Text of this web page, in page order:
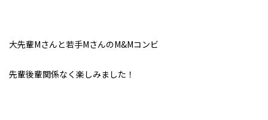
大先輩Mさんと若手MさんのM&Mコンビ
先輩後輩関係なく楽しみました！